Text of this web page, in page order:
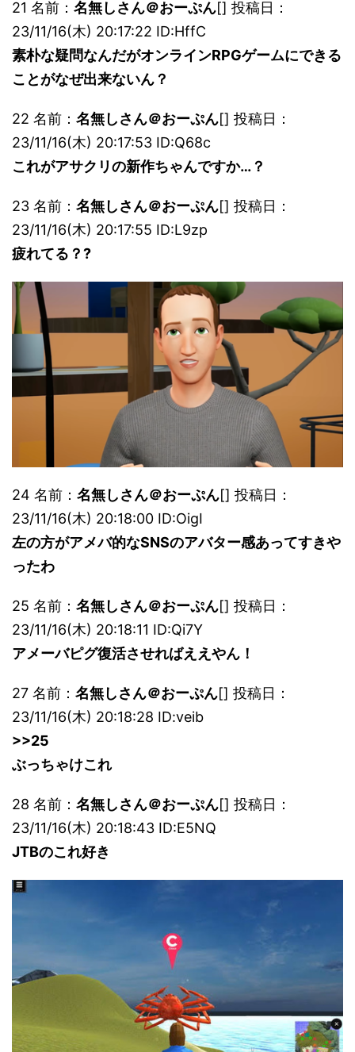
21 名前： 名無しさん＠おーぷん[] 投稿日：
23/11/16(木) 20:17:22 ID:HffC
素朴な疑問なんだがオンラインRPGゲームにできる
ことがなぜ出来ないん？
22 名前： 名無しさん＠おーぷん[] 投稿日：
23/11/16(木) 20:17:53 ID:Q68c
これがアサクリの新作ちゃんですか…？
23 名前： 名無しさん＠おーぷん[] 投稿日：
23/11/16(木) 20:17:55 ID:L9zp
疲れてる？?
24 名前： 名無しさん＠おーぷん[] 投稿日：
23/11/16(木) 20:18:00 ID:OigI
左の方がアメバ的なSNSのアバター感あってすきや
ったわ
25 名前： 名無しさん＠おーぷん[] 投稿日：
23/11/16(木) 20:18:11 ID:Qi7Y
アメーバピグ復活させればええやん！
27 名前： 名無しさん＠おーぷん[] 投稿日：
23/11/16(木) 20:18:28 ID:veib
>>25
ぶっちゃけこれ
28 名前： 名無しさん＠おーぷん[] 投稿日：
23/11/16(木) 20:18:43 ID:E5NQ
JTBのこれ好き